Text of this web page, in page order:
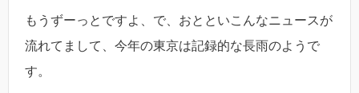
もうずーっとですよ、で、おとといこんなニュースが
流れてまして、今年の東京は記録的な長雨のようで
す。